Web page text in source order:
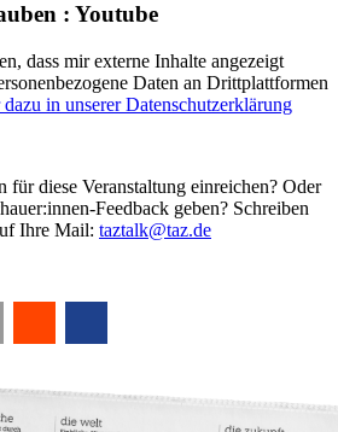
: Youtube
dass mir externe Inhalte angezeigt
Daten an Drittplattformen
in unserer Datenschutzerklärung
für diese Veranstaltung einreichen? Oder
Feedback geben? Schreiben
Ihre Mail: taztalk@taz.de